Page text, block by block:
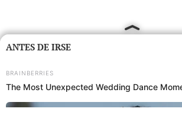
ANTES DE IRSE